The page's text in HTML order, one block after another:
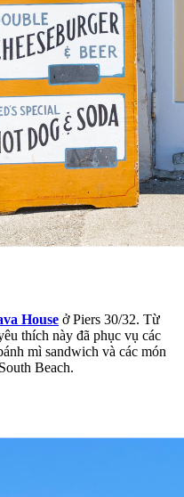
House ở Piers 30/32. Từ
thích này đã phục vụ các
mì sandwich và các món
Beach.